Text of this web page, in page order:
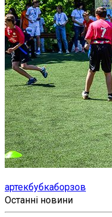
артекбубкаборзов
Останні новини